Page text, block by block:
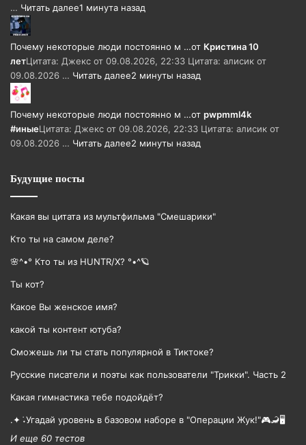
… Читать далее1 минута назад
Почему некоторые люди постоянно м …от Кристина 10
летЦитата: Джекс от 09.08.2026, 22:33 Цитата: алисик от
09.08.2026 … Читать далее2 минуты назад
Почему некоторые люди постоянно м …от pwpmml4k
#иныеЦитата: Джекс от 09.08.2026, 22:33 Цитата: алисик от
09.08.2026 … Читать далее2 минуты назад
Будущие посты
Какая вы цитата из мультфильма "Смешарики"
Кто ты на самом деле?
🌸^•° Кто ты из HUNTR/X? °•^🪐
Ты кот?
Какое Вы женское имя?
какой ты контент ютуба?
Сможешь ли ты стать популярной в Тиктоке?
Русские писатели и поэты как пользователи "Трикки". Часть 2
Какая гимнастика тебе подойдёт?
.✦ ݁˖Угадай уровень в базовом наборе в "Операции Жук!"🎮🦂🖥
И еще 60 тестов